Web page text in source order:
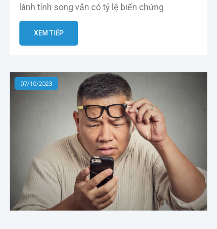
lành tính song vẫn có tỷ lệ biến chứng
XEM TIẾP
07/10/2023